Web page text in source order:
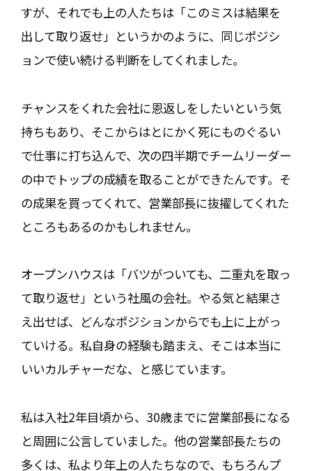
すが、それでも上の人たちは「このミスは結果を
出して取り返せ」というかのように、同じポジシ
ョンで使い続ける判断をしてくれました。
チャンスをくれた会社に恩返しをしたいという気
持ちもあり、そこからはとにかく死にものぐるい
で仕事に打ち込んで、次の四半期でチームリーダー
の中でトップの成績を取ることができたんです。そ
の成果を買ってくれて、営業部長に抜擢してくれた
ところもあるのかもしれません。
オープンハウスは「バツがついても、二重丸を取っ
て取り返せ」という社風の会社。やる気と結果さ
え出せば、どんなポジションからでも上に上がっ
ていける。私自身の経験も踏まえ、そこは本当に
いいカルチャーだな、と感じています。
私は入社2年目頃から、30歳までに営業部長になる
と周囲に公言していました。他の営業部長たちの
多くは、私より年上の人たちなので、もちろんプ